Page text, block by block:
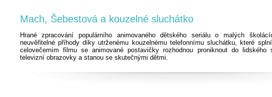
Mach, Šebestová a kouzelné sluchátko
Hrané zpracování populárního animovaného dětského seriálu o malých
neuvěřitelné příhody díky utrženému kouzelnému telefonnímu sluchátku, které
celovečerním filmu se animované postavičky rozhodnou proniknout do lidského
televizní obrazovky a stanou se skutečnými dětmi.